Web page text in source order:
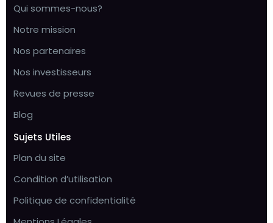
Qui sommes-nous?
Notre mission
Nos partenaires
Nos investisseurs
Revues de presse
Blog
Sujets Utiles
Plan du site
Condition d’utilisation
Politique de confidentialité